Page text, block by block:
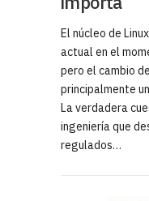
El núcleo de
actual en el
pero el cambio
principalmente
La verdadera
ingeniería que
regulados…